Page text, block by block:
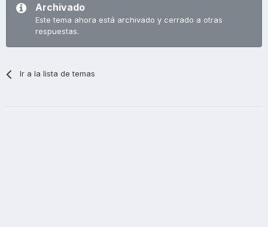
Archivado
Este tema ahora está archivado y cerrado a otras
respuestas.
Ir a la lista de temas